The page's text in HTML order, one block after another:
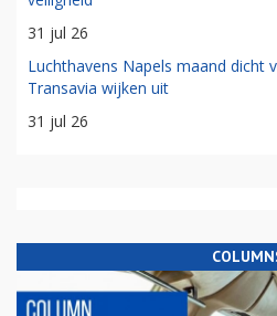
31 jul 26
Luchthavens Napels maand dicht
Transavia wijken uit
31 jul 26